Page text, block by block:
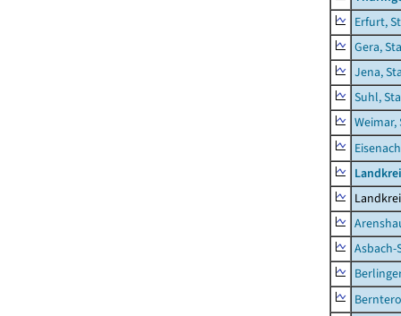
Erfurt,
Gera,
Jena,
Suhl,
Weimar,
Asbach-